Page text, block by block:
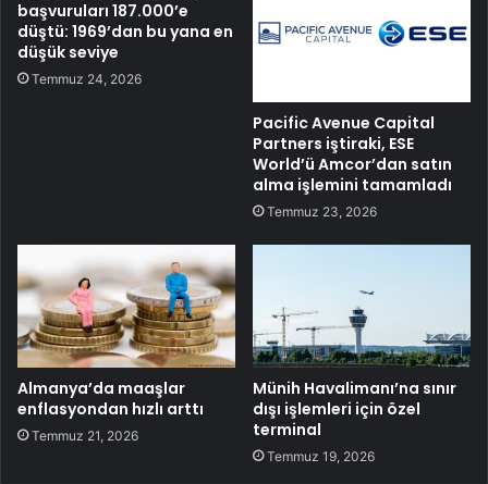
başvuruları 187.000’e
düştü: 1969’dan bu yana en
düşük seviye
Temmuz 24, 2026
Pacific Avenue Capital
Partners iştiraki, ESE
World’ü Amcor’dan satın
alma işlemini tamamladı
Temmuz 23, 2026
Almanya’da maaşlar
enflasyondan hızlı arttı
Temmuz 21, 2026
Münih Havalimanı’na sınır
dışı işlemleri için özel
terminal
Temmuz 19, 2026